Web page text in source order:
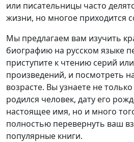
или писательницы часто
жизни, но многое приходится
Мы предлагаем вам изучить
биографию на русском языке
приступите к чтению серий
произведений, и посмотреть
возрасте. Вы узнаете не
родился человек, дату его
настоящее имя, но и много
полностью перевернуть ваш
популярные книги.